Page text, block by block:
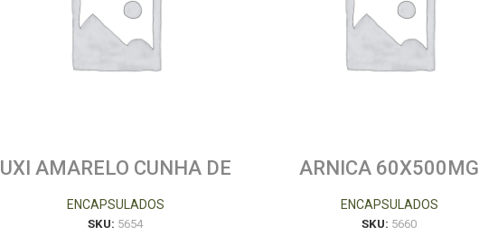
UXI AMARELO CUNHA DE
FLORA
ENCAPSULADOS
SKU: 5654
ARNICA 60X500MG
ENCAPSULADOS
SKU: 5660